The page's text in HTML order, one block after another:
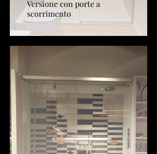
Versione con porte a
scorrimento